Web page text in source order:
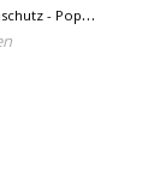
- Pop